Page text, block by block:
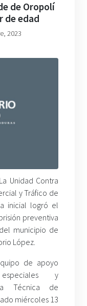
de Oropolí
de edad
2023
Unidad Contra
y Tráfico de
inicial logró el
preventiva
municipio de
López.
de apoyo
y
Técnica de
miércoles 13